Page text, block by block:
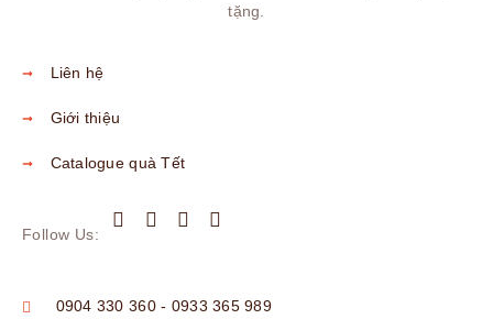
tặng.
Liên hệ
Giới thiệu
Catalogue quà Tết
Follow Us:
0904 330 360 - 0933 365 989